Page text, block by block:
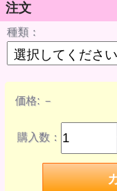
注文
種類：
価格:－
購入数：